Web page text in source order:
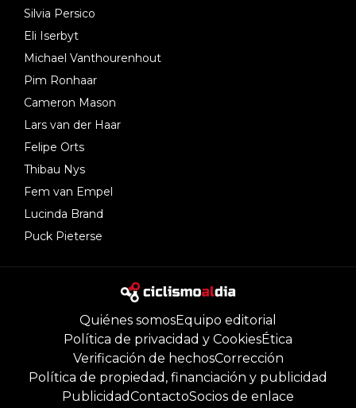
Silvia Persico
Eli Iserbyt
Michael Vanthourenhout
Pim Ronhaar
Cameron Mason
Lars van der Haar
Felipe Orts
Thibau Nys
Fem van Empel
Lucinda Brand
Puck Pieterse
Quiénes somosEquipo editorial
Política de privacidad y CookiesÉtica
Verificación de hechosCorrección
Política de propiedad, financiación y publicidad
PublicidadContactoSocios de enlace